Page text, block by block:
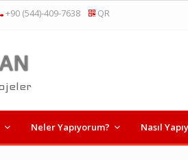
+90 (544)-409-7638 QR
Neler Yapıyorum? Nasıl